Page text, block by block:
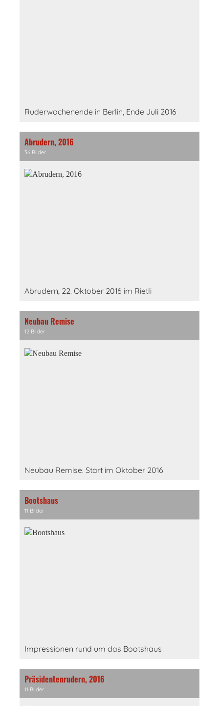
Ruderwochenende in Berlin, Ende Juli 2016
Abrudern, 2016
36 Bilder
Abrudern, 22. Oktober 2016 im Rietli
Neubau Remise
12 Bilder
Neubau Remise. Start im Oktober 2016
Bootshaus
11 Bilder
Impressionen rund um das Bootshaus
Präsidentenrudern, 2016
11 Bilder